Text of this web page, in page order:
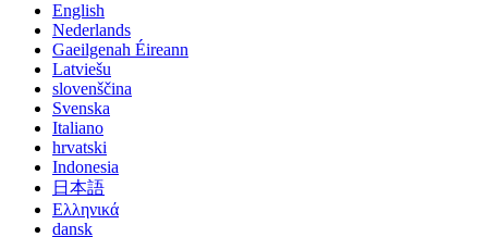
English
Nederlands
Gaeilgenah Éireann
Latviešu
slovenščina
Svenska
Italiano
hrvatski
Indonesia
日本語
Ελληνικά
dansk